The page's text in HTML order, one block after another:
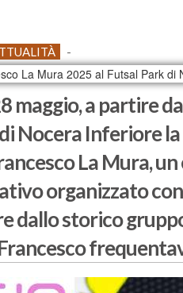
-
maggio, a partire
Nocera Inferiore
La Mura,
organizzato
dallo storico